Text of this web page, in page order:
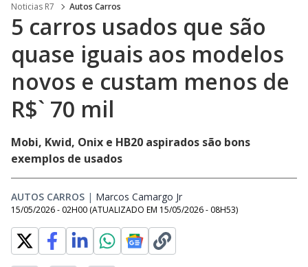
Noticias R7 Autos Carros
5 carros usados que são
quase iguais aos modelos
novos e custam menos de
R$` 70 mil
Mobi, Kwid, Onix e HB20 aspirados são bons
exemplos de usados
AUTOS CARROS | Marcos Camargo Jr
15/05/2026 - 02H00 (ATUALIZADO EM 15/05/2026 - 08H53)